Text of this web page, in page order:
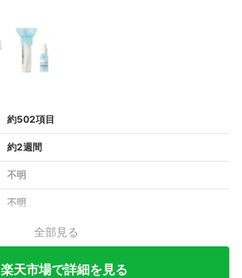
約502項目
約2週間
不明
不明
全部見る
楽天市場で詳細を見る